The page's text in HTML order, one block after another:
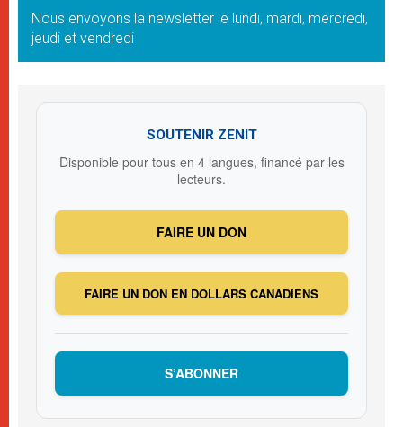
Nous envoyons la newsletter le lundi, mardi, mercredi,
jeudi et vendredi
SOUTENIR ZENIT
Disponible pour tous en 4 langues, financé par les
lecteurs.
FAIRE UN DON
FAIRE UN DON EN DOLLARS CANADIENS
S’ABONNER